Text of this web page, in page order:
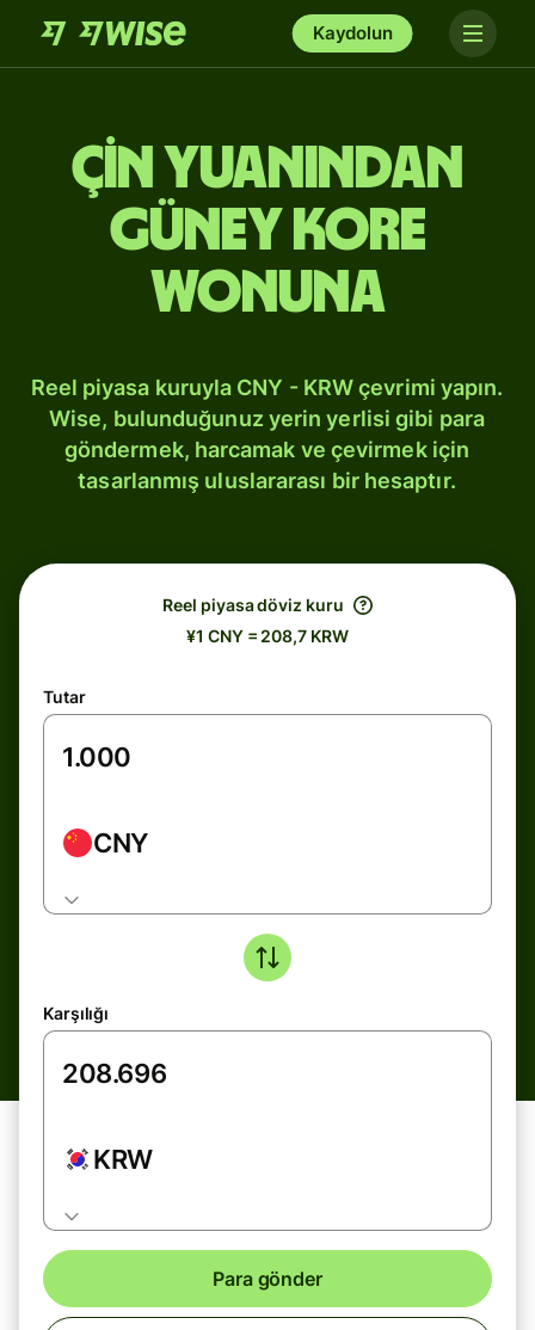
Kaydolun
Çin yuanından
Güney Kore
wonuna
Reel piyasa kuruyla CNY - KRW çevrimi yapın.
Wise, bulunduğunuz yerin yerlisi gibi para
göndermek, harcamak ve çevirmek için
tasarlanmış uluslararası bir hesaptır.
Reel piyasa döviz kuru
¥1 CNY = 208,7 KRW
Tutar
CNY
Karşılığı
KRW
Para gönder